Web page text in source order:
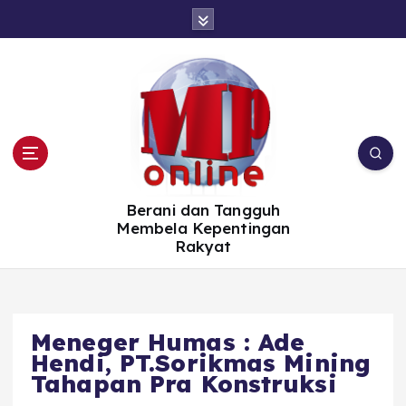
Berani dan Tangguh
Membela Kepentingan
Rakyat
Meneger Humas : Ade
Hendi, PT.Sorikmas Mining
Tahapan Pra Konstruksi